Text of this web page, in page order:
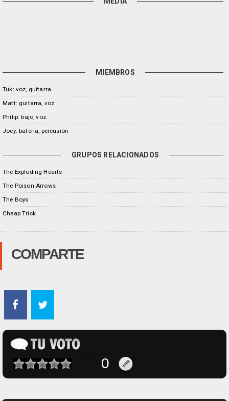
MIEMBROS
Tuk: voz, guitarra
Matt: guitarra, voz
Philip: bajo, voz
Joey: batería, percusión
GRUPOS RELACIONADOS
The Exploding Hearts
The Poison Arrows
The Boys
Cheap Trick
COMPARTE